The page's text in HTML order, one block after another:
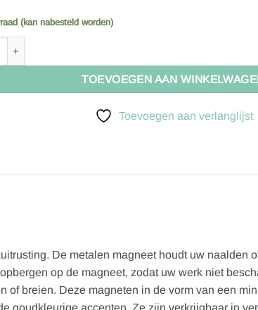
(kan nabesteld worden)
28mm Son of a stitch aantal
TOEVOEGEN AAN
Toevoegen aan verlanglijst
De metalen magneet houdt uw naalden
op de magneet, zodat uw werk niet
breien. Deze magneten in de vorm van een
goudkleurige accenten. Ze zijn verkrijgbaar in